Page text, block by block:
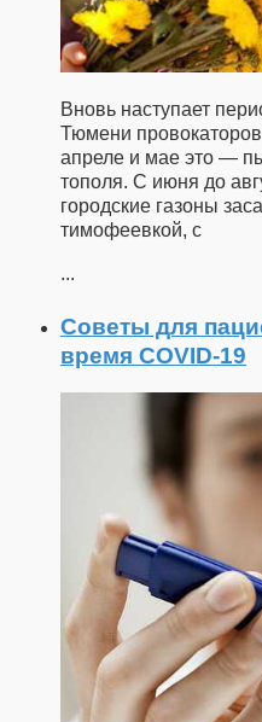
Вновь наступает
Тюмени
апреле и мае это —
тополя. С июня до
городские газоны
тимофеевкой, с
...
Советы для
время COVID-19